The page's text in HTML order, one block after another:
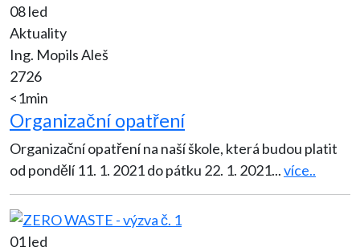
08 led
Aktuality
Ing. Mopils Aleš
2726
<1min
Organizační opatření
Organizační opatření na naší škole, která budou platit
od pondělí 11. 1. 2021 do pátku 22. 1. 2021...více..
01 led